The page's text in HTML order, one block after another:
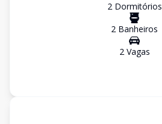
2Dormitórios
2 Banheiros
2Vagas